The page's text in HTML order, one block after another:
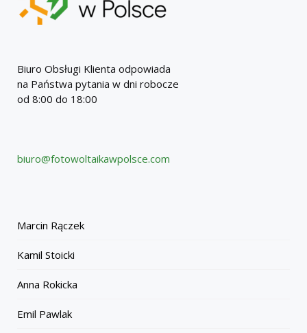
Biuro Obsługi Klienta odpowiada
na Państwa pytania w dni robocze
od 8:00 do 18:00
biuro@fotowoltaikawpolsce.com
Marcin Rączek
Kamil Stoicki
Anna Rokicka
Emil Pawlak